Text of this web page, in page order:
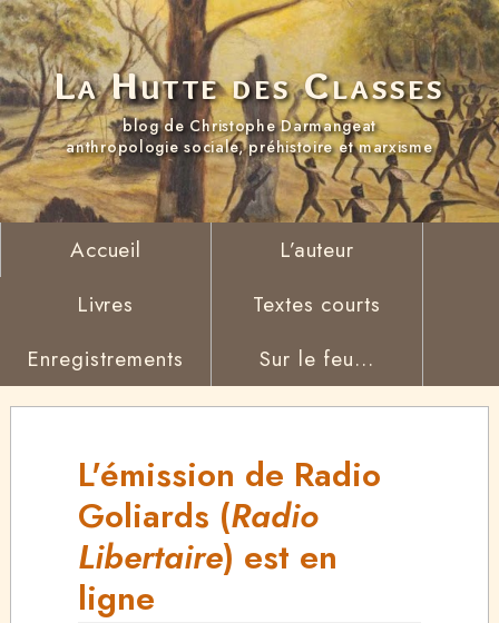
La Hutte des Classes
blog de Christophe Darmangeat
anthropologie sociale, préhistoire et marxisme
Accueil
L’auteur
Livres
Textes courts
Enregistrements
Sur le feu...
L'émission de Radio
Goliards (Radio
Libertaire) est en
ligne